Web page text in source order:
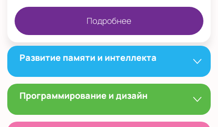
Подробнее
Развитие памяти и интеллекта
Программирование и дизайн